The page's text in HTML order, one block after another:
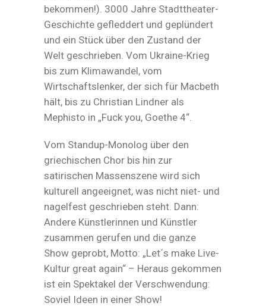
bekommen!). 3000 Jahre Stadttheater-
Geschichte gefleddert und geplündert
und ein Stück über den Zustand der
Welt geschrieben. Vom Ukraine-Krieg
bis zum Klimawandel, vom
Wirtschaftslenker, der sich für Macbeth
hält, bis zu Christian Lindner als
Mephisto in „Fuck you, Goethe 4“.
Vom Standup-Monolog über den
griechischen Chor bis hin zur
satirischen Massenszene wird sich
kulturell angeeignet, was nicht niet- und
nagelfest geschrieben steht. Dann:
Andere Künstlerinnen und Künstler
zusammen gerufen und die ganze
Show geprobt, Motto: „Let´s make Live-
Kultur great again“ – Heraus gekommen
ist ein Spektakel der Verschwendung:
Soviel Ideen in einer Show!